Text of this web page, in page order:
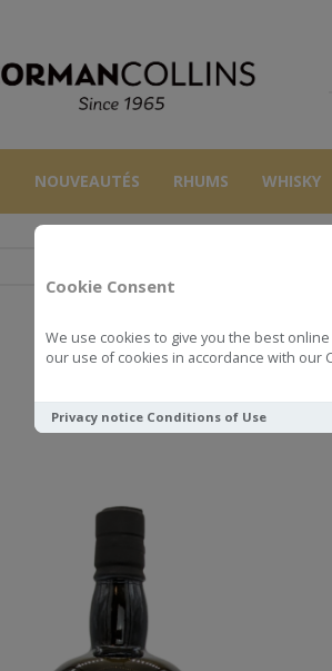
Cookie Consent
We use cookies to give you the best
our use of cookies in accordance with our
Privacy notice Conditions of Use
NOUVEAUTÉS RHUMS WHISKY
DAILY